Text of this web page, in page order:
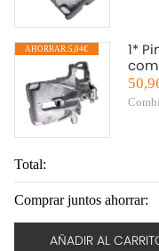
AHORRAR:5,04€
1*
X83
Total:
Comprar juntos ahorrar:
AÑADIR AL